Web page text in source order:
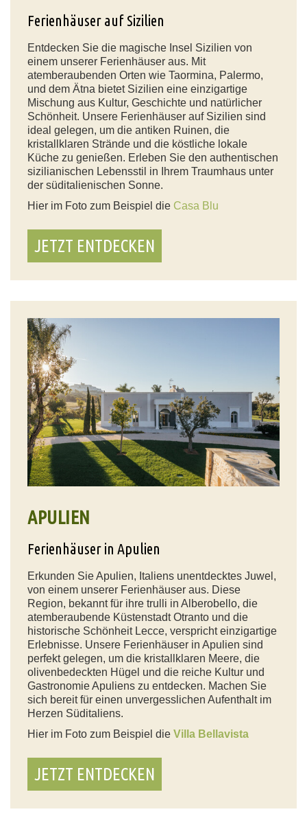
Ferienhäuser auf Sizilien
Entdecken Sie die magische Insel Sizilien von
einem unserer Ferienhäuser aus. Mit
atemberaubenden Orten wie Taormina, Palermo,
und dem Ätna bietet Sizilien eine einzigartige
Mischung aus Kultur, Geschichte und natürlicher
Schönheit. Unsere Ferienhäuser auf Sizilien sind
ideal gelegen, um die antiken Ruinen, die
kristallklaren Strände und die köstliche lokale
Küche zu genießen. Erleben Sie den authentischen
sizilianischen Lebensstil in Ihrem Traumhaus unter
der süditalienischen Sonne.
Hier im Foto zum Beispiel die Casa Blu
JETZT ENTDECKEN
APULIEN
Ferienhäuser in Apulien
Erkunden Sie Apulien, Italiens unentdecktes Juwel,
von einem unserer Ferienhäuser aus. Diese
Region, bekannt für ihre trulli in Alberobello, die
atemberaubende Küstenstadt Otranto und die
historische Schönheit Lecce, verspricht einzigartige
Erlebnisse. Unsere Ferienhäuser in Apulien sind
perfekt gelegen, um die kristallklaren Meere, die
olivenbedeckten Hügel und die reiche Kultur und
Gastronomie Apuliens zu entdecken. Machen Sie
sich bereit für einen unvergesslichen Aufenthalt im
Herzen Süditaliens.
Hier im Foto zum Beispiel die Villa Bellavista
JETZT ENTDECKEN